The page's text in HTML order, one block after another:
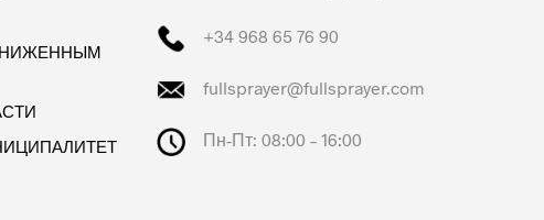
+34 968 65 76 90
fullsprayer@fullsprayer.com
Пн-Пт: 08:00 – 16:00